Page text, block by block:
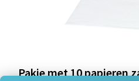
Pakje met 10 papieren